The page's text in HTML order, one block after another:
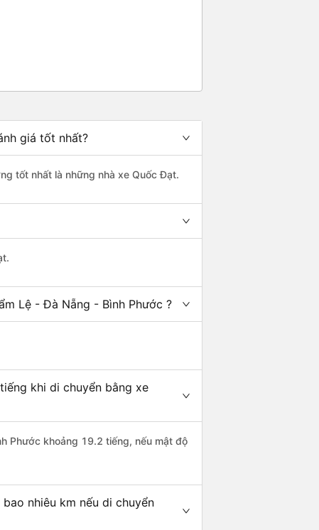
giá tốt nhất?
tốt nhất là những nhà xe Quốc Đạt.
Lệ - Đà Nẵng - Bình Phước ?
khi di chuyển bằng xe
Phước khoảng 19.2 tiếng, nếu mật độ
nhiêu km nếu di chuyển